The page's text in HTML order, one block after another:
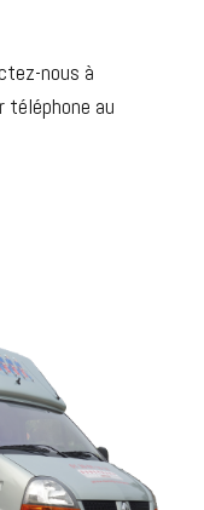
nous à
téléphone au